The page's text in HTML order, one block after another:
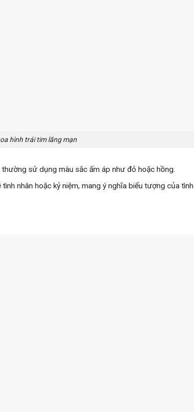
hình trái tim lãng mạn
sử dụng màu sắc ấm áp như đỏ hoặc hồng.
nhân hoặc kỷ niệm, mang ý nghĩa biểu tượng của tình